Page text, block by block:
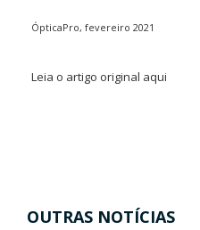
ÓpticaPro, fevereiro 2021
Leia o artigo original aqui
OUTRAS NOTÍCIAS